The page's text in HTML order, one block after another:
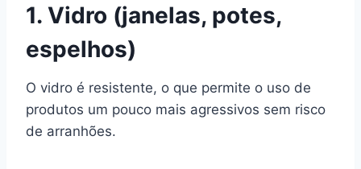
1. Vidro (janelas, potes,
espelhos)
O vidro é resistente, o que permite o uso de
produtos um pouco mais agressivos sem risco
de arranhões.